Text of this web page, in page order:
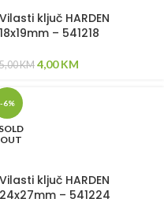
Vilasti ključ HARDEN
18x19mm – 541218
5,00KM 4,00KM
-6%
SOLD
OUT
Vilasti ključ HARDEN
24x27mm – 541224